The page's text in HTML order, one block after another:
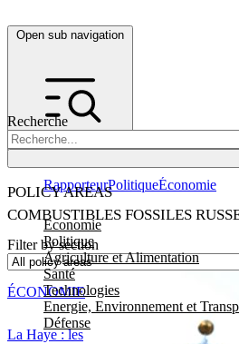
Open sub navigation
Recherche
POLICY AREAS
Economie
Politique
Agriculture et Alimentation
Santé
Technologies
Energie, Environnement et
Défense
RapporteurPolitiqueÉconomie
COMBUSTIBLES FOSSILES
Filter by section
La Haye : les
ÉCONOMIE